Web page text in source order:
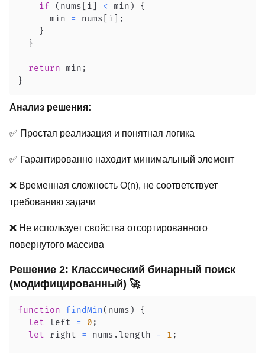
if
( nums i < min )
{
      min
= nums i
;
}
}
return min ;
}
Анализ решения:
✅ Простая реализация и понятная логика
✅ Гарантированно находит минимальный элемент
❌ Временная сложность O(n), не соответствует
требованию задачи
❌ Не использует свойства отсортированного
повернутого массива
Решение 2: Классический бинарный поиск
(модифицированный) 🚀
function findMin( nums )
{
let left = 0 ;
let right = nums .length - 1 ;